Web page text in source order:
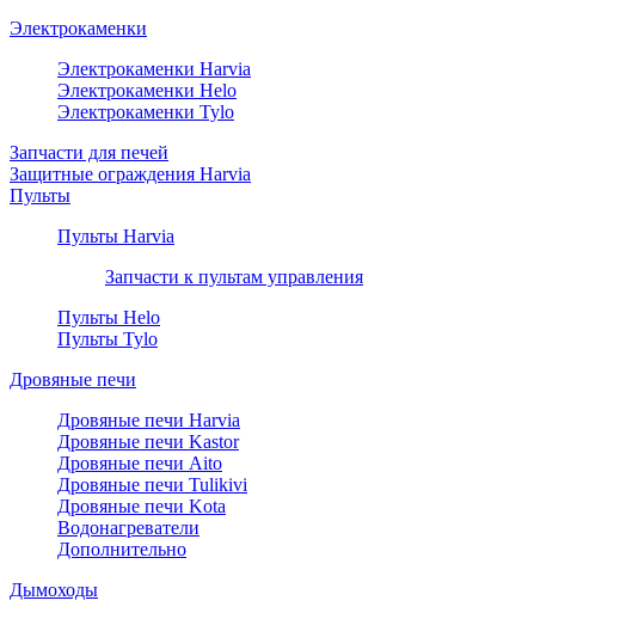
Электрокаменки
Электрокаменки Harvia
Электрокаменки Helo
Электрокаменки Tylo
Запчасти для печей
Защитные ограждения Harvia
Пульты
Пульты Harvia
Запчасти к пультам управления
Пульты Helo
Пульты Tylo
Дровяные печи
Дровяные печи Harvia
Дровяные печи Kastor
Дровяные печи Aito
Дровяные печи Tulikivi
Дровяные печи Kota
Водонагреватели
Дополнительно
Дымоходы